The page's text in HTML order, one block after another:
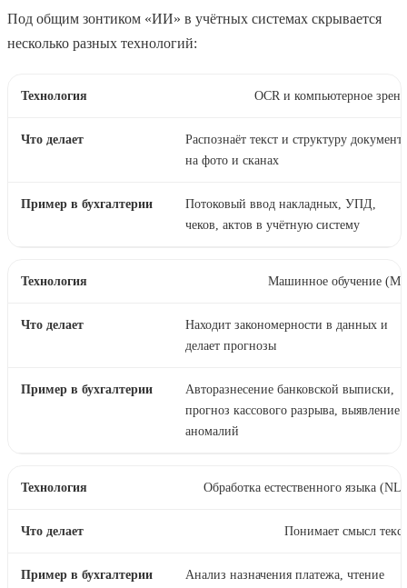
Под общим зонтиком «ИИ» в учётных системах скрывается
несколько разных технологий:
OCR и компьютерное
Распознаёт текст и структуру
на фото и сканах
Потоковый ввод накладных, УПД,
чеков, актов в учётную систему
Машинное обучение
Находит закономерности в данных и
делает прогнозы
Авторазнесение банковской выписки,
прогноз кассового разрыва, выявление
аномалий
Обработка естественного языка
Понимает смысл
Анализ назначения платежа, чтение